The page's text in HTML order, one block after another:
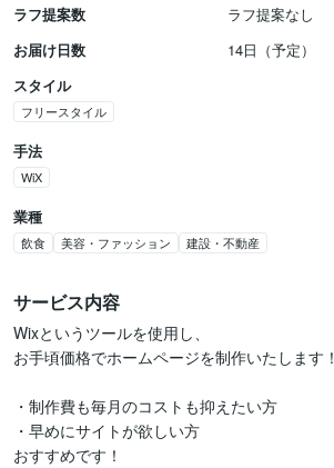
ラフ提案数
ラフ提案なし
お届け日数
14日（予定）
スタイル
フリースタイル
手法
WiX
業種
飲食 美容・ファッション 建設・不動産
サービス内容
Wixというツールを使用し、
お手頃価格でホームページを制作いたします！
・制作費も毎月のコストも抑えたい方
・早めにサイトが欲しい方
おすすめです！